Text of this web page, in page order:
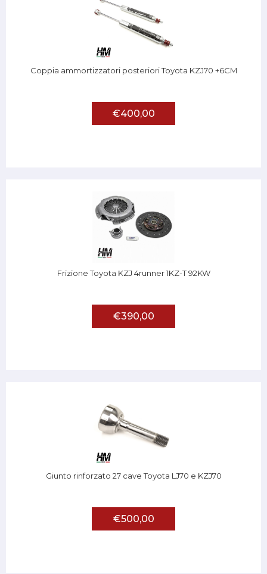
Coppia ammortizzatori posteriori Toyota KZJ70 +6CM
€400,00
Frizione Toyota KZJ 4runner 1KZ-T 92KW
€390,00
Giunto rinforzato 27 cave Toyota LJ70 e KZJ70
€500,00